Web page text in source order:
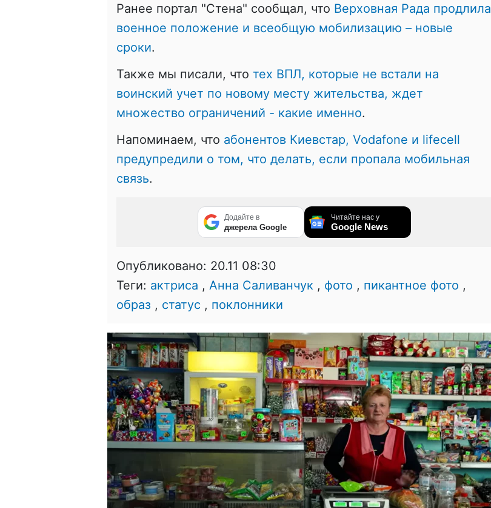
Ранее портал "Стена" сообщал, что Верховная Рада продлила
военное положение и всеобщую мобилизацию – новые
сроки.
Также мы писали, что тех ВПЛ, которые не встали на
воинский учет по новому месту жительства, ждет
множество ограничений - какие именно.
Напоминаем, что абонентов Киевстар, Vodafone и lifecell
предупредили о том, что делать, если пропала мобильная
связь.
Додайте в
джерела Google
Читайте нас у
Google News
Опубликовано: 20.11 08:30
Теги: актриса , Анна Саливанчук , фото , пикантное фото ,
образ , статус , поклонники